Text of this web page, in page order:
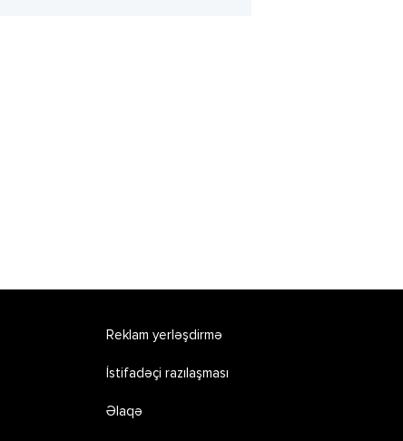
Reklam yerləşdirmə
İstifadəçi razılaşması
Əlaqə